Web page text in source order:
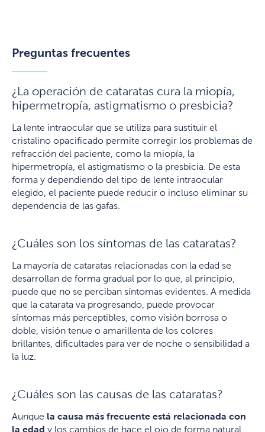
Preguntas frecuentes
¿La operación de cataratas cura la miopía,
hipermetropía, astigmatismo o presbicia?
La lente intraocular que se utiliza para sustituir el
cristalino opacificado permite corregir los problemas de
refracción del paciente, como la miopía, la
hipermetropía, el astigmatismo o la presbicia. De esta
forma y dependiendo del tipo de lente intraocular
elegido, el paciente puede reducir o incluso eliminar su
dependencia de las gafas.
¿Cuáles son los síntomas de las cataratas?
La mayoría de cataratas relacionadas con la edad se
desarrollan de forma gradual por lo que, al principio,
puede que no se perciban síntomas evidentes. A medida
que la catarata va progresando, puede provocar
síntomas más perceptibles, como visión borrosa o
doble, visión tenue o amarillenta de los colores
brillantes, dificultades para ver de noche o sensibilidad a
la luz.
¿Cuáles son las causas de las cataratas?
Aunque la causa más frecuente está relacionada con
la edad y los cambios de hace el ojo de forma natural,